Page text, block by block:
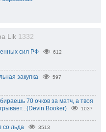
Lik 1332
сил РФ 612
закупка 597
70 очков за матч, а твоя
Booker)
1037
со льда 3513